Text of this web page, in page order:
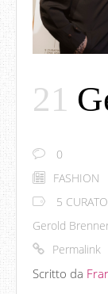
21
0
FASHION
5
Gerold
Permalink
Scritto da